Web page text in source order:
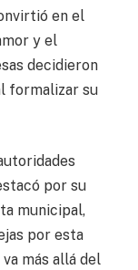
en el
y el
decidieron
formalizar su
por su
municipal,
por esta
más allá del